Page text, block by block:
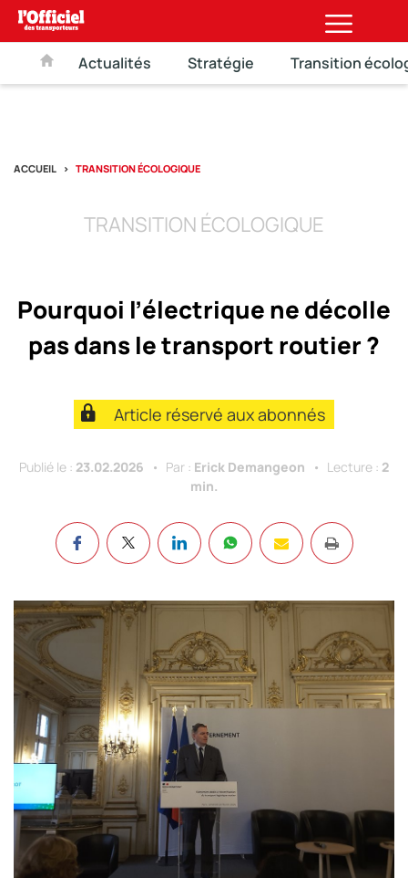
Actualités Stratégie Transition
ACCUEIL TRANSITION ÉCOLOGIQUE
TRANSITION ÉCOLOGIQUE
Pourquoi l’électrique ne décolle
pas dans le transport routier ?
Article réservé aux abonnés
Publié le : 23.02.2026 Par : Erick Demangeon Lecture : 2
min.